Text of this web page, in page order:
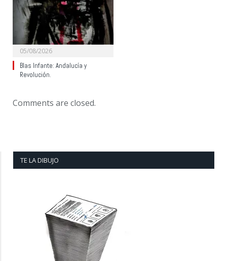
05/08/2026
Blas Infante: Andalucía y
Revolución.
Comments are closed.
TE LA DIBUJO